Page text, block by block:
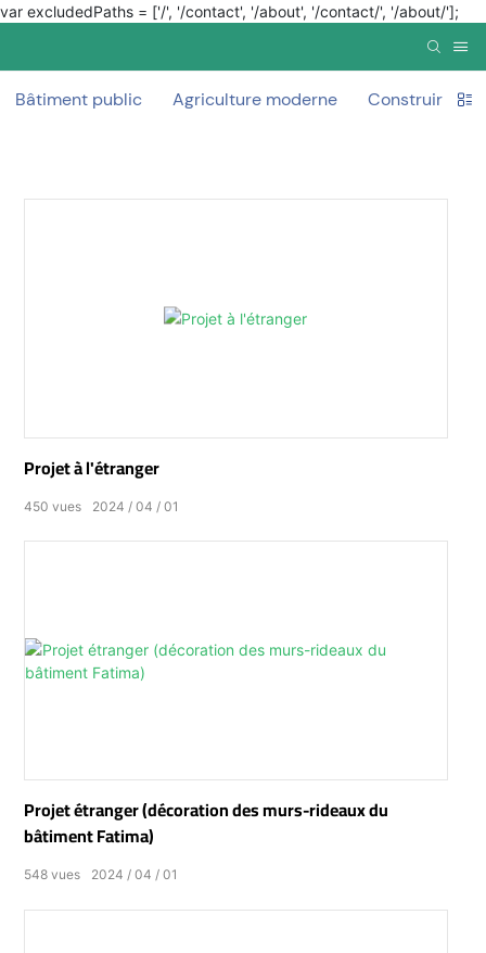
var excludedPaths = ['/', '/contact', '/about', '/contact/', '/about/'];
Bâtiment public Agriculture moderne Construire un
Projet à l'étranger
2024 04 01
450 vues
Projet étranger (décoration des murs-rideaux du
bâtiment Fatima)
2024 04 01
548 vues